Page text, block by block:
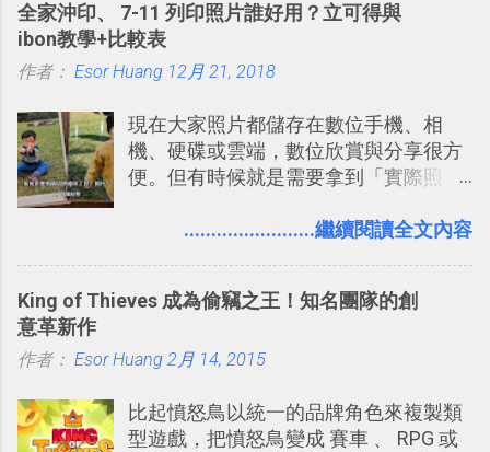
的軟體則讓同事可以在任何地方和公司
保持聯繫。 如果你需要中文版的同類平
台，可以參考： JANDI 高效率團隊通訊
戶 。 2017/3 新增 ： Sortd for Slack：
改造 Slack 討論串介面變成專案任務排
程看板
線，對商務需求來說可以打造出一張一
張資料地圖（例如我之前在製作一本新
書時建立的「 台灣推薦空拍地點地圖
規劃自助旅行路線！ Google 「我的地
圖」在規劃自助旅行路線時可以解決許
多問題： 國外地點名稱地址常常難懂，
稱。 在規劃路線之外，自訂地圖還能補
時帶來好心情，二方面事後就是最好的
享合作，讓彼此都能在手機上查看這次
全家沖印、 7-11 列印照片誰好用？立可得與
ibon教學+比較表
作者： Esor Huang 12月 21, 2018
現在大家照片都儲存在數位手機、相
機、硬碟或雲端，數位欣賞與分享很方
便。但有時候就是需要拿到「實際照
要製作家庭相框 用照片來當小禮物 把照
片？而且最好能不花時間、立即拿到、
（或是沒有好的印表機），又不想跑照
提供了印照片的服務 ，而且價格不貴，
可以立即拿到，操作流程也十分簡單。
........................繼續閱讀全文內容
King of Thieves 成為偷竊之王！知名團隊的創
意革新作
作者： Esor Huang 2月 14, 2015
比起憤怒鳥以統一的品牌角色來複製類
型遊戲，把憤怒鳥變成 賽車 、 RPG 或